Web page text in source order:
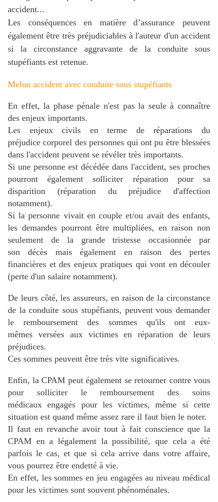
accident...
Les conséquences en matière d’assurance peuvent
également être très préjudiciables à l'auteur d'un accident
si la circonstance aggravante de la conduite sous
stupéfiants est retenue.
Melun accident avec conduite sous stupéfiants
En effet, la phase pénale n'est pas la seule à connaître
des enjeux importants.
Les enjeux civils en terme de réparations du
préjudice corporel des personnes qui ont pu être blessées
dans l'accident peuvent se révéler très importants.
Si une personne est décédée dans l'accident, ses proches
pourront également solliciter réparation pour sa
disparition (réparation du préjudice d'affection
notamment).
Si la personne vivait en couple et/ou avait des enfants,
les demandes pourront être multipliées, en raison non
seulement de la grande tristesse occasionnée par
son décès mais également en raison des pertes
financières et des enjeux pratiques qui vont en découler
(perte d'un salaire notamment).
De leurs côté, les assureurs, en raison de la circonstance
de la conduite sous stupéfiants, peuvent vous demander
le remboursement des sommes qu'ils ont eux-
mêmes versées aux victimes en réparation de leurs
préjudices.
Ces sommes peuvent être très vite significatives.
Enfin, la CPAM peut également se retourner contre vous
pour solliciter le remboursement des soins
médicaux engagés pour les victimes, même si cette
situation est quand même assez rare il faut bien le noter.
Il faut en revanche avoir tout à fait conscience que la
CPAM en a légalement la possibilité, que cela a été
parfois le cas, et que si cela arrive dans votre affaire,
vous pourrez être endetté à vie.
En effet, les sommes en jeu engagées au niveau médical
pour les victimes sont souvent phénoménales.